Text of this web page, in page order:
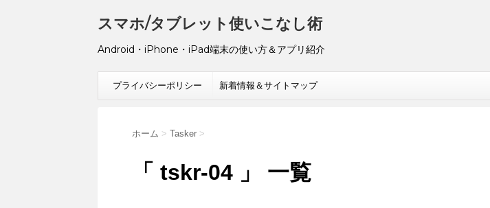
スマホ/タブレット使いこなし術
Android・iPhone・iPad端末の使い方＆アプリ紹介
プライバシーポリシー 新着情報＆サイトマップ
ホーム > Tasker >
「 tskr-04 」 一覧